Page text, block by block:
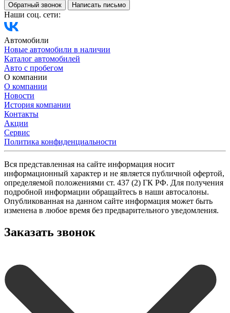
Обратный звонок Написать письмо
Наши соц. сети:
Автомобили
Новые автомобили в наличии
Каталог автомобилей
Авто с пробегом
О компании
О компании
Новости
История компании
Контакты
Акции
Сервис
Политика конфиденциальности
Вся представленная на сайте информация носит
информационный характер и не является публичной офертой,
определяемой положениями ст. 437 (2) ГК РФ. Для получения
подробной информации обращайтесь в наши автосалоны.
Опубликованная на данном сайте информация может быть
изменена в любое время без предварительного уведомления.
Заказать звонок